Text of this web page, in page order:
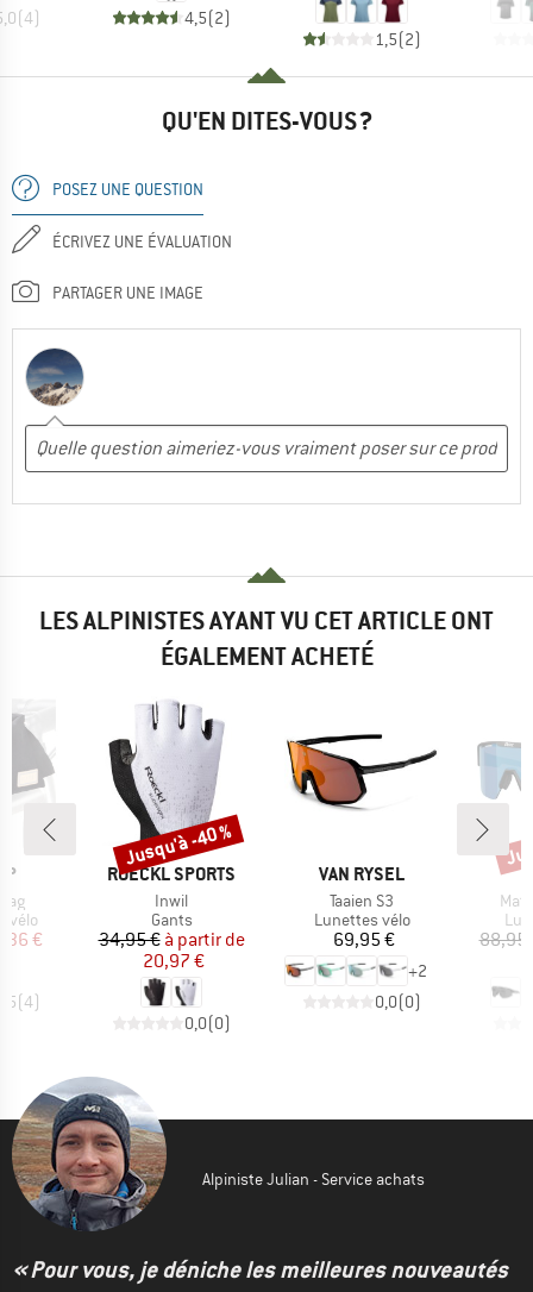
(4) 4,5(2)
1,5(2)
QU'EN DITES-VOUS ?
POSEZ UNE QUESTION
ÉCRIVEZ UNE ÉVALUATION
PARTAGER UNE IMAGE
LES ALPINISTES AYANT VU CET ARTICLE ONT
ÉGALEMENT ACHETÉ
vélo
réduit
€
(4)
MARQUE
ROECKL SPORTS
Article
Inwil
Product group
Gants
Prix
34,95 € Prix réduit
à partir de
20,97 €
0,0(0)
Remise
Jusqu'à -40 %
MARQUE
VAN RYSEL
Article
Taaien S3
Product group
Lunettes vélo
Prix
69,95 €
+2
0,0(0)
88,95
Alpiniste Julian - Service achats
« Pour vous, je déniche les meilleures nouveautés